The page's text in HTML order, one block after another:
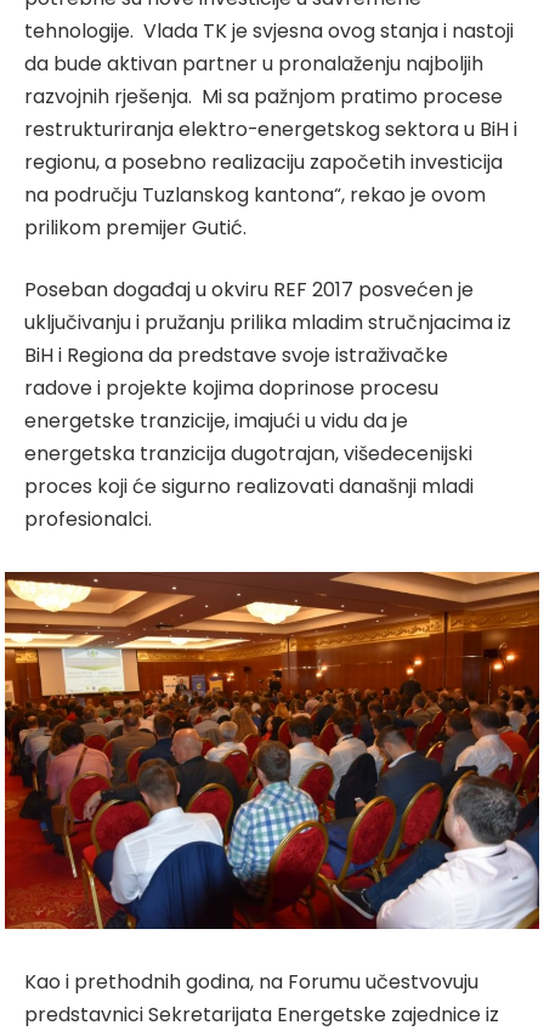
tehnologije. Vlada TK je svjesna ovog stanja i nastoji
da bude aktivan partner u pronalaženju najboljih
razvojnih rješenja. Mi sa pažnjom pratimo procese
restrukturiranja elektro-energetskog sektora u BiH i
regionu, a posebno realizaciju započetih investicija
na području Tuzlanskog kantona“, rekao je ovom
prilikom premijer Gutić.
Poseban događaj u okviru REF 2017 posvećen je
uključivanju i pružanju prilika mladim stručnjacima iz
BiH i Regiona da predstave svoje istraživačke
radove i projekte kojima doprinose procesu
energetske tranzicije, imajući u vidu da je
energetska tranzicija dugotrajan, višedecenijski
proces koji će sigurno realizovati današnji mladi
profesionalci.
Kao i prethodnih godina, na Forumu učestvovuju
predstavnici Sekretarijata Energetske zajednice iz